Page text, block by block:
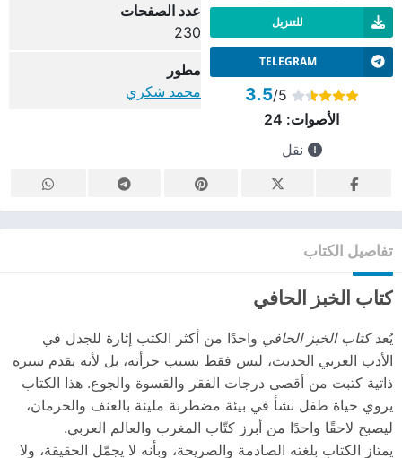
للتنزيل
TELEGRAM
3.5/5
الأصوات: 24
نقل
عدد الصفحات
230
مطور
محمد شكري
تفاصيل الكتاب
كتاب الخبز الحافي
يُعدكتاب الخبز الحافي واحدًا من أكثر الكتب إثارة للجدل في
الأدب العربي الحديث، ليس فقط بسبب جرأته، بل لأنه يقدم سيرة
ذاتية كتبت من أقصى درجات الفقر والقسوة والجوع. هذا الكتاب
يروي حياة طفل نشأ في بيئة مضطربة مليئة بالعنف والحرمان،
ليصبح لاحقًا واحدًا من أبرز كتّاب المغرب والعالم العربي.
يمتاز الكتاب بلغته الصادمة والصريحة، وبأنه لا يجمّل الحقيقة، ولا